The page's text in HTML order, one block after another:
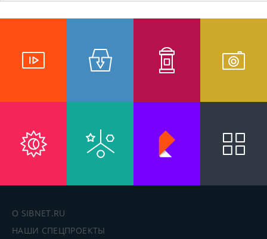
О SIBNET.RU
НАШИ СПЕЦПРОЕКТЫ